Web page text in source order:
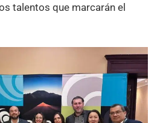
talentos que marcarán el